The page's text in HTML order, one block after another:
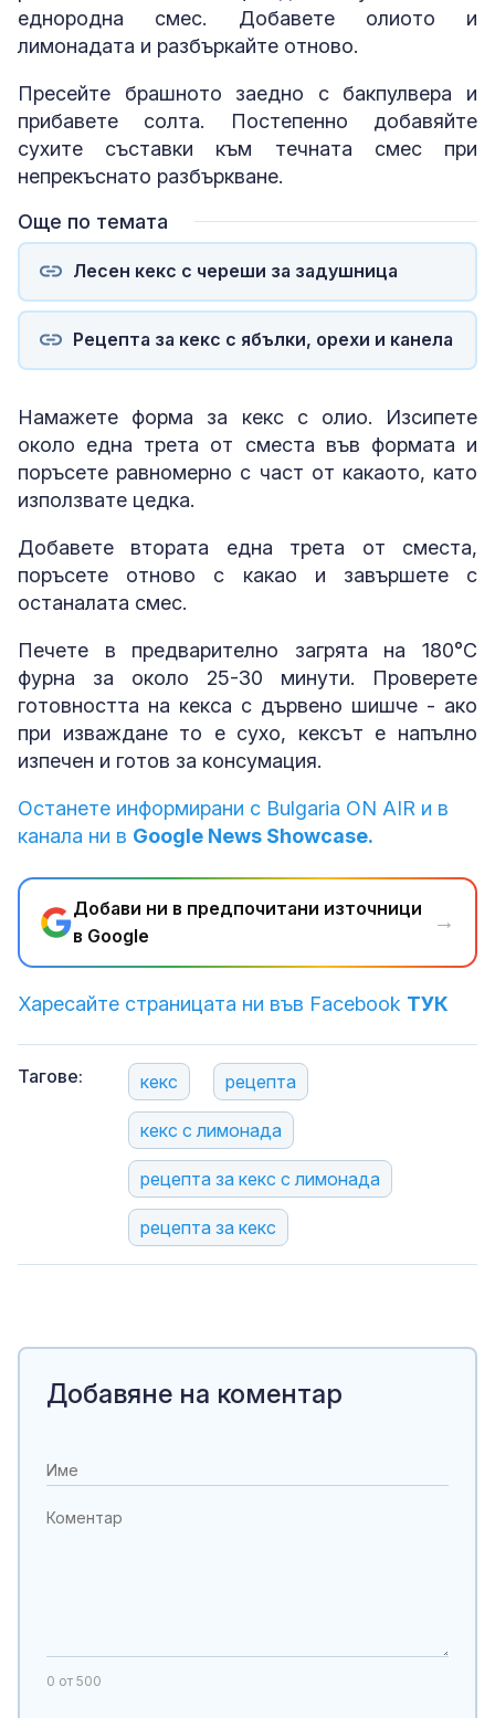
еднородна смес. Добавете олиото и
лимонадата и разбъркайте отново.
Пресейте брашното заедно с бакпулвера и
прибавете солта. Постепенно добавяйте
сухите съставки към течната смес при
непрекъснато разбъркване.
Още по темата
Лесен кекс с череши за задушница
Рецепта за кекс с ябълки, орехи и канела
Намажете форма за кекс с олио. Изсипете
около една трета от сместа във формата и
поръсете равномерно с част от какаото, като
използвате цедка.
Добавете втората една трета от сместа,
поръсете отново с какао и завършете с
останалата смес.
Печете в предварително загрята на 180°C
фурна за около 25-30 минути. Проверете
готовността на кекса с дървено шишче - ако
при изваждане то е сухо, кексът е напълно
изпечен и готов за консумация.
Останете информирани с Bulgaria ON AIR и в
канала ни в Google News Showcase.
Добави ни в предпочитани източници
в Google
→
Харесайте страницата ни във Facebook ТУК
Тагове: кекс рецепта
кекс с лимонада
рецепта за кекс с лимонада
рецепта за кекс
Добавяне на коментар
0 от 500